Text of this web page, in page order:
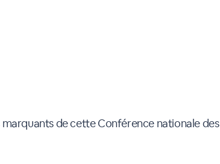
de cette Conférence nationale des